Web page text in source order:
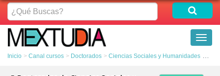
¿Qué
Buscas?
Inicio Canal cursos Doctorados Ciencias Sociales y Humanidades